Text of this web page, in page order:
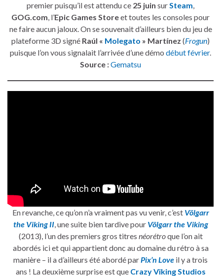
premier puisqu’il est attendu ce 25 juin surSteam,
GOG.com, l’Epic Games Storeet toutes les consoles pour
ne faire aucun jaloux. On se souvenait d’ailleurs bien du jeu de
plateforme 3D signé Raúl « Molegato » Martínez (Frogun)
puisque l’on vous signalait l’arrivée d’une démo début février.
Source :Gematsu
En revanche, ce qu’on n’a vraiment pas vu venir, c’est Völgarr
the Viking II, une suite bien tardive pour Völgarr the Viking
(2013), l’un des premiers gros titres néorétroque l’on ait
abordés ici et qui appartient donc au domaine du rétro à sa
manière – il a d’ailleurs été abordé parPix’n Love il y a trois
ans ! La deuxième surprise est que Crazy Viking Studios